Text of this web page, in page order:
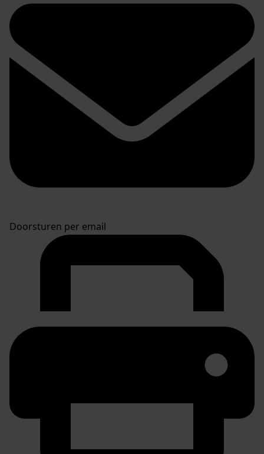
Doorsturen per email